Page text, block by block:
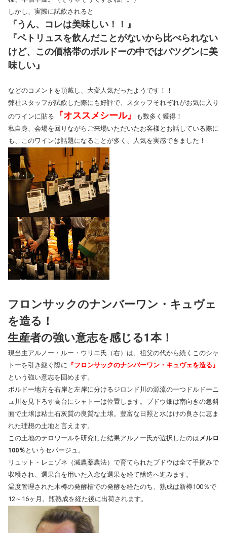
しかし、実際に試飲されると
『うん、コレは美味しい！！』
『ペトリュスを飲んだことがないから比べられない
けど、この価格帯のボルドーの中ではバツグンに美
味しい』
などのコメントを頂戴し、大変人気だったようです！！
弊社スタッフが試飲した際にも好評で、スタッフそれぞれがお気に入り
のワインに貼る
『オススメシール』
も数多く獲得！
私自身、会場を回りながらご来場いただいたお客様とお話している際に
も、このワインは話題になることが多く、人気を実感できました！
フロンサックのナンバーワン・キュヴェ
を造る！
生産者の強い意志を感じる1本！
現当主アルノー・ルー・ウリエ氏（右）は、祖父の代から続くこのシャ
トーを引き継ぐ際に 『フロンサックのナンバーワン・キュヴェを造る』
という強い意志を固めます。
ボルドー地方を右岸と左岸に分けるジロンド川の源流の一つドルドーニ
ュ川を見下ろす高台にシャトーは位置します。ブドウ畑は南向きの急斜
面で土壌は粘土石灰質の良質な土壌。豊富な日照と水はけの良さに恵ま
れた理想の土地と言えます。
この土地のテロワールを研究した結果アルノー氏が選択したのはメルロ
100％ というセパージュ。
リュット・レェゾネ（減農薬農法）で育てられたブドウは全て手摘みで
収穫され、選果台を用いた入念な選果を経て醸造へ進みます。
温度管理された木樽の発酵槽での発酵を経たのち、熟成は新樽100％で
12～16ヶ月。瓶熟成を経た後に出荷されます。